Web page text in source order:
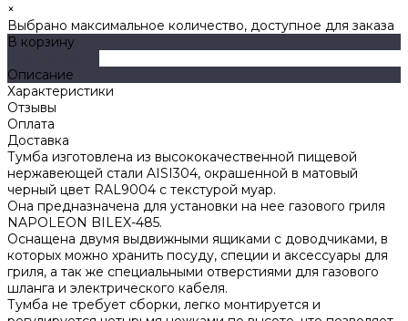
×
Выбрано максимальное количество, доступное для заказа
В корзину
Описание
Характеристики
Отзывы
Оплата
Доставка
Тумба изготовлена из высококачественной пищевой
нержавеющей стали AISI304, окрашенной в матовый
черный цвет RAL9004 с текстурой муар.
Она предназначена для установки на нее газового гриля
NAPOLEON BILEX-485.
Оснащена двумя выдвижными ящиками с доводчиками, в
которых можно хранить посуду, специи и аксессуары для
гриля, а так же специальными отверстиями для газового
шланга и электрического кабеля.
Тумба не требует сборки, легко монтируется и